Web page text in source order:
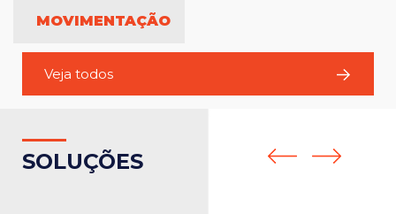
MOVIMENTAÇÃO
Veja todos
SOLUÇÕES